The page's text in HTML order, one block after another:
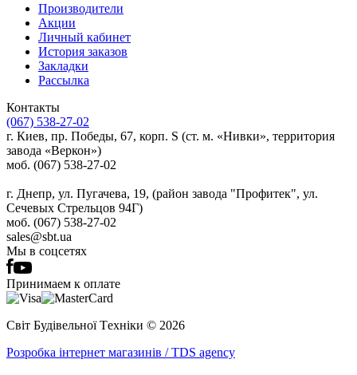
Производители
Акции
Личный кабинет
История заказов
Закладки
Рассылка
Контакты
(067) 538-27-02
г. Киев, пр. Победы, 67, корп. S (ст. м. «Нивки», территория
завода «Веркон»)
моб. (067) 538-27-02
г. Днепр, ул. Пугачева, 19, (район завода "Профитек", ул.
Сечевых Стрельцов 94Г)
моб. (067) 538-27-02
sales@sbt.ua
Мы в соцсетях
Принимаем к оплате
Світ Будівельної Tехніки © 2026
Розробка інтернет магазинів / TDS agency